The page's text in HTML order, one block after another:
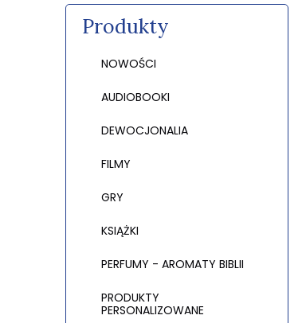
Produkty
NOWOŚCI
AUDIOBOOKI
DEWOCJONALIA
FILMY
GRY
KSIĄŻKI
PERFUMY - AROMATY BIBLII
PRODUKTY
PERSONALIZOWANE